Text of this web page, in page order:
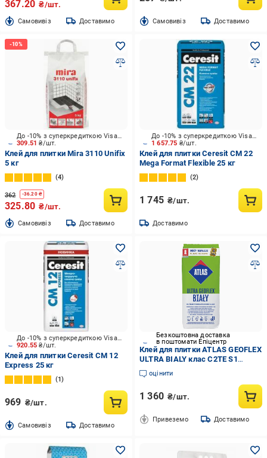
367.20 ₴/шт.
Cамовивіз Доставимо Cамовивіз Доставимо
309.51₴/шт.
До -10% з суперкредиткою Visa Вигода
Клей для плитки Mira 3110 Unifix
5 кг
4
362 -36.20₴
325.80 ₴/шт.
Cамовивіз Доставимо
1 657.75 ₴/шт.
До -10% з суперкредиткою Visa Вигода
Клей для плитки Ceresit CM 22
Mega Format Flexible 25 кг
2
1 745 ₴/шт.
Доставимо
920.55₴/шт.
До -10% з суперкредиткою Visa Вигода
Клей для плитки Ceresit CM 12
Express 25 кг
1
969 ₴/шт.
Cамовивіз Доставимо
Безкоштовна доставка
в поштомати Епіцентр
Клей для плитки ATLAS GEOFLEX
ULTRA BIALY клас C2TE S1
високоеластичний гелевий 2-15
мм 25 кг Білий (000108854)
оцінити
1 360 ₴/шт.
Привеземо Доставимо